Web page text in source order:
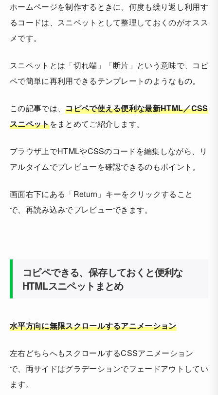
ホームページを制作するときに、何度も繰り返し利用す
るコードは、スニペットとして整理しておくのがオスス
メです。
スニペットとは「切れ端」「断片」という意味で、コピ
ペで簡単に再利用できるテンプレートのようなもの。
この記事では、コピペで使える便利な最新HTML／CSS
スニペットをまとめてご紹介します。
ブラウザ上でHTMLやCSSのコードを編集しながら、リ
アルタイムでプレビューを確認できるのもポイント。
画面右下にある「Return」キーをクリックすること
で、再読み込みでプレビューできます。
コピペできる、保存しておくと便利な
HTMLスニペットまとめ
水平方向に無限スクロールするアニメーション
左右どちらへもスクロールするCSSアニメーション
で、両サイドはグラデーションでフェードアウトしてい
ます。